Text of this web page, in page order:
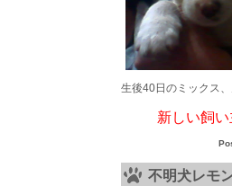
生後40日のミックス
新しい飼い主
不明犬レモ